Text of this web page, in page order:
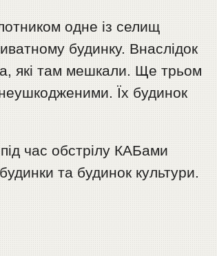
одне із селищ
будинку. Внаслідок
які там мешкали. Ще трьом
Їх будинок
час обстрілу КАБами
та будинок культури.